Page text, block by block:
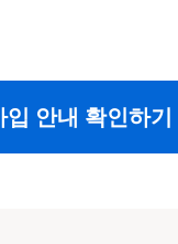
안내 확인하기